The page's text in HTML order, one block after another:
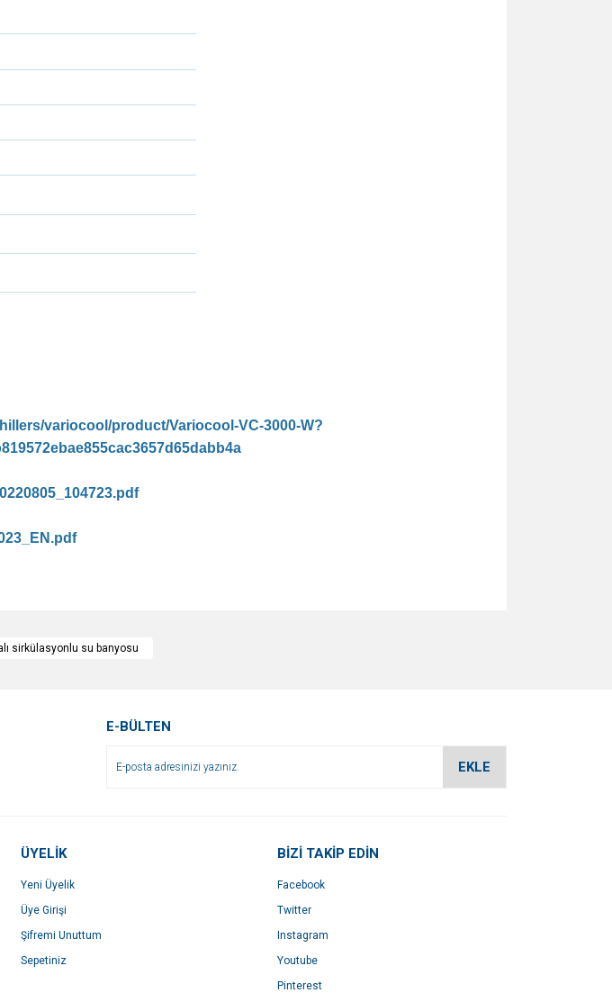
variocool/product/Variocool-VC-3000-W?
siz yapın!
sirkülasyonlu su banyosu
E-BÜLTEN
EKLE
ÜYELİK
Yeni Üyelik
Üye Girişi
Şifremi Unuttum
Sepetiniz
BİZİ TAKİP EDİN
Facebook
Twitter
Instagram
Youtube
Pinterest